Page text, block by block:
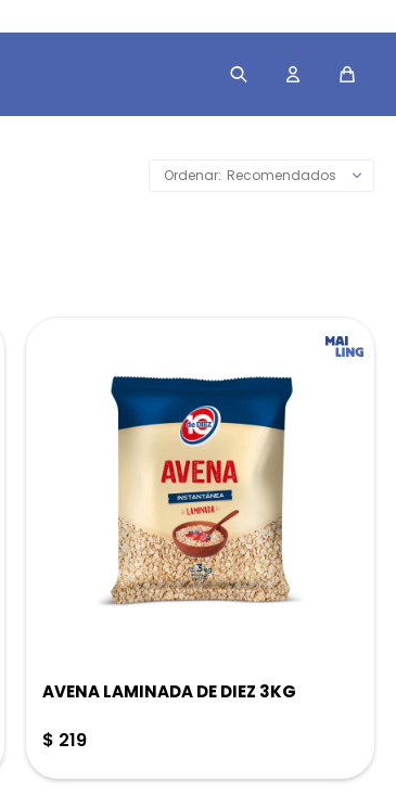
Recomendados
AVENA LAMINADA DE DIEZ 3KG
$ 219